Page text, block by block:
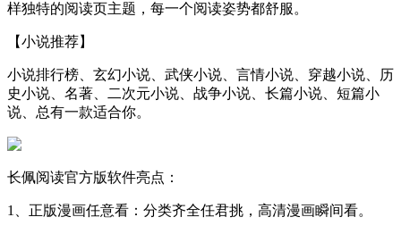
样独特的阅读页主题，每一个阅读姿势都舒服。
【小说推荐】
小说排行榜、玄幻小说、武侠小说、言情小说、穿越小说、历
史小说、名著、二次元小说、战争小说、长篇小说、短篇小
说、总有一款适合你。
长佩阅读官方版软件亮点：
1、正版漫画任意看：分类齐全任君挑，高清漫画瞬间看。